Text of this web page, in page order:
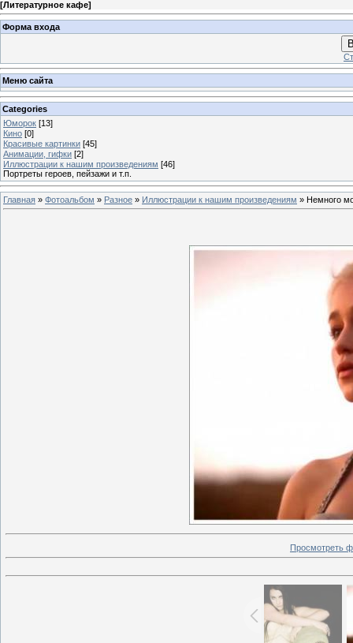
[Литературное кафе]
Форма входа
Меню сайта
Categories
Юморок [13]
Кино [0]
Красивые картинки [45]
Анимации, гифки [2]
Иллюстрации к нашим произведениям [46]
Портреты героев, пейзажи и т.п.
Главная » Фотоальбом » Разное » Иллюстрации к нашим произведениям » Немного
Просмотреть